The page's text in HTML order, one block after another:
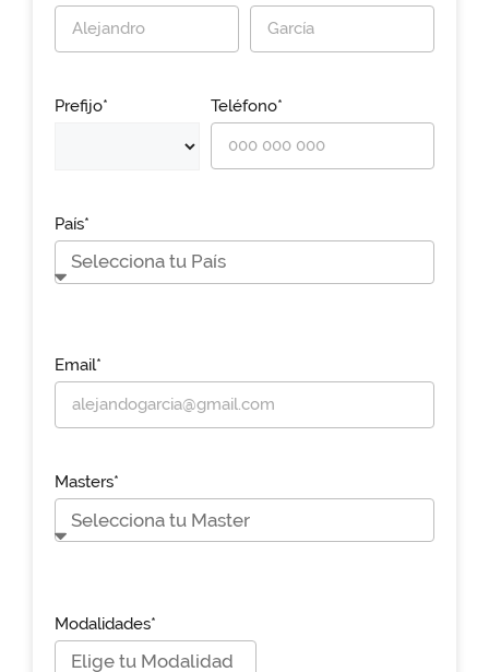
Prefijo* Teléfono*
País*
Email*
Masters*
Modalidades*